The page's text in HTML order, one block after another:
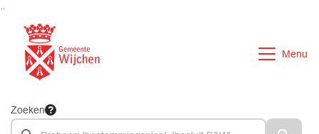
Ga naar de inhoud van deze pagina
Ga naar het zoeken
Ga naar het menu
Menu
Zoeken